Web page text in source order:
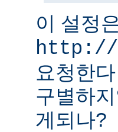
이 설정
http://
요청한
구별하
게되나?